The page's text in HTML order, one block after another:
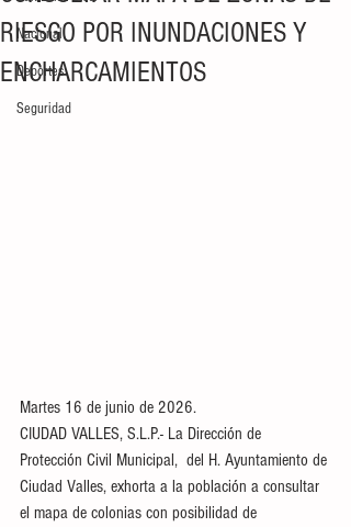
Nacional
Deportes
Seguridad
RIESGO POR INUNDACIONES Y
ENCHARCAMIENTOS
Martes 16 de junio de 2026.
CIUDAD VALLES, S.L.P.- La Dirección de
Protección Civil Municipal,  del H. Ayuntamiento de
Ciudad Valles, exhorta a la población a consultar
el mapa de colonias con posibilidad de